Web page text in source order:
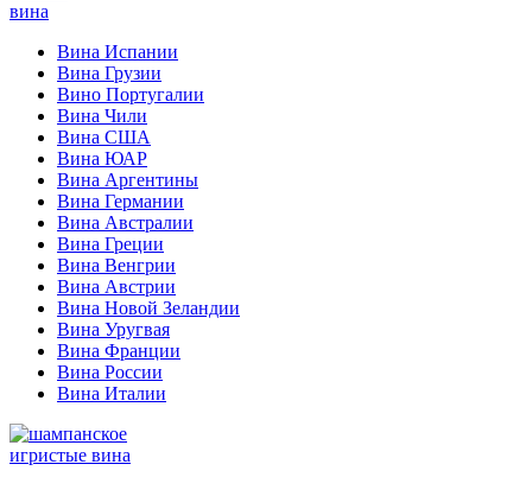
вина
Вина Испании
Вина Грузии
Вино Португалии
Вина Чили
Вина США
Вина ЮАР
Вина Аргентины
Вина Германии
Вина Австралии
Вина Греции
Вина Венгрии
Вина Австрии
Вина Новой Зеландии
Вина Уругвая
Вина Франции
Вина России
Вина Италии
игристые вина